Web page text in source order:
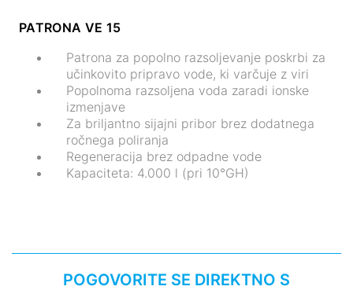
PATRONA VE 15
Patrona za popolno razsoljevanje poskrbi za
učinkovito pripravo vode, ki varčuje z viri
Popolnoma razsoljena voda zaradi ionske
izmenjave
Za briljantno sijajni pribor brez dodatnega
ročnega poliranja
Regeneracija brez odpadne vode
Kapaciteta: 4.000 l (pri 10°GH)
POGOVORITE SE DIREKTNO S